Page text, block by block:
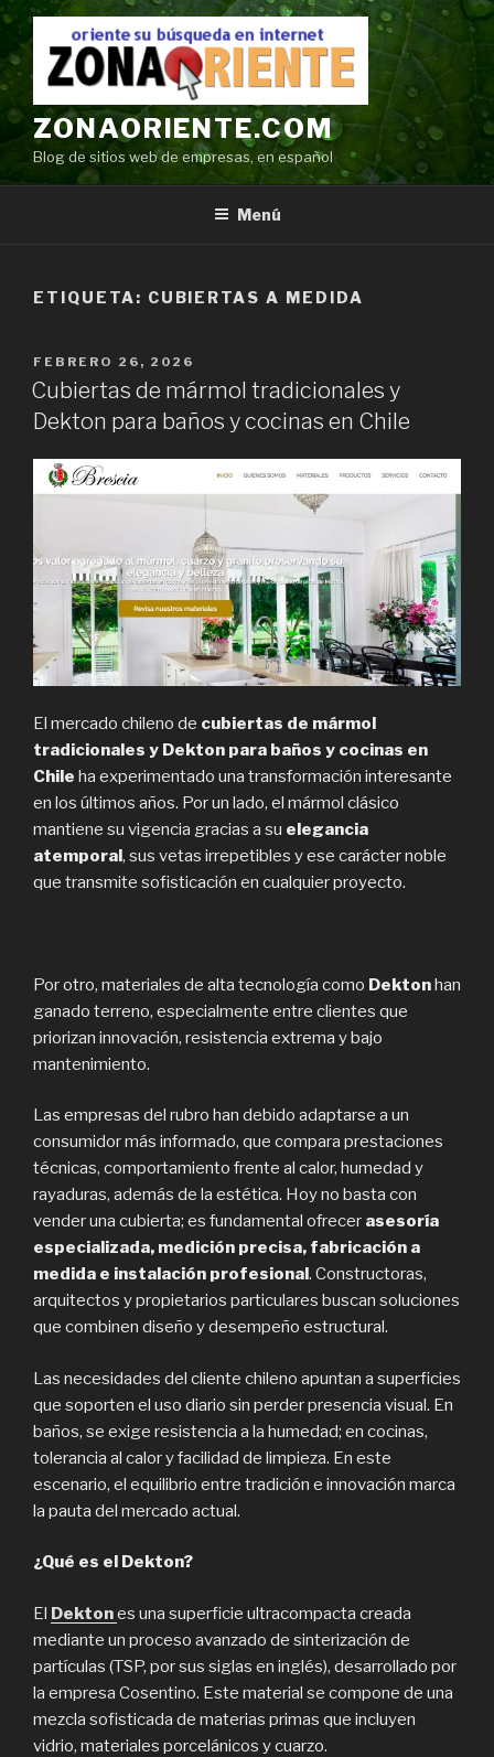
Ir
contenido
ZONAORIENTE.COM
Blog de sitios web de empresas, en español
Menú
ETIQUETA: CUBIERTAS A MEDIDA
POSTED
ON
FEBRERO 26, 2026
Cubiertas de mármol tradicionales y
Dekton para baños y cocinas en Chile
El mercado chileno de cubiertas de mármol
tradicionales y Dekton para baños y cocinas en
Chile ha experimentado una transformación interesante
en los últimos años. Por un lado, el mármol clásico
mantiene su vigencia gracias a su elegancia
atemporal, sus vetas irrepetibles y ese carácter noble
que transmite sofisticación en cualquier proyecto.
Por otro, materiales de alta tecnología como Dektonhan
ganado terreno, especialmente entre clientes que
priorizan innovación, resistencia extrema y bajo
mantenimiento.
Las empresas del rubro han debido adaptarse a un
consumidor más informado, que compara prestaciones
técnicas, comportamiento frente al calor, humedad y
rayaduras, además de la estética. Hoy no basta con
vender una cubierta; es fundamental ofrecer asesoría
especializada, medición precisa, fabricación a
medida e instalación profesional . Constructoras,
arquitectos y propietarios particulares buscan soluciones
que combinen diseño y desempeño estructural.
Las necesidades del cliente chileno apuntan a superficies
que soporten el uso diario sin perder presencia visual. En
baños, se exige resistencia a la humedad; en cocinas,
tolerancia al calor y facilidad de limpieza. En este
escenario, el equilibrio entre tradición e innovación marca
la pauta del mercado actual.
¿Qué es el Dekton?
El Dektones una superficie ultracompacta creada
mediante un proceso avanzado de sinterización de
partículas (TSP, por sus siglas en inglés), desarrollado por
la empresa Cosentino. Este material se compone de una
mezcla sofisticada de materias primas que incluyen
vidrio, materiales porcelánicos y cuarzo.